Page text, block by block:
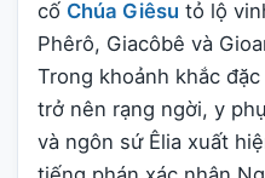
cố Chúa Giêsu tỏ lộ
Phêrô, Giacôbê và
Trong khoảnh khắc
trở nên rạng ngời, y
và ngôn sứ Êlia xuất